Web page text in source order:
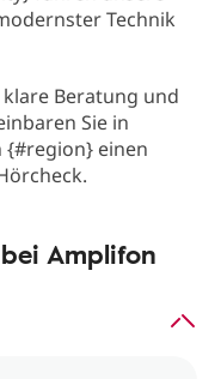
Technik
klare Beratung und
Sie in
einen
Amplifon